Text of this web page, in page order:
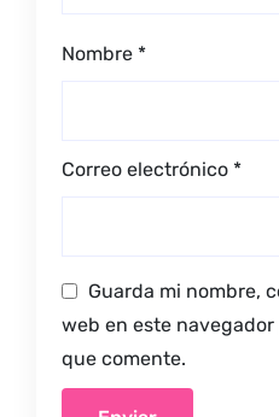
Nombre *
Correo electrónico *
Guarda mi nombre,
web en este
que comente.